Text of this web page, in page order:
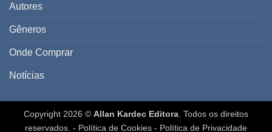
Autores
Gêneros
Onde Comprar
Notícias
Copyright 2026 © Allan Kardec Editora . Todos os direitos
reservados. - Política de Cookies - Política de Privacidade